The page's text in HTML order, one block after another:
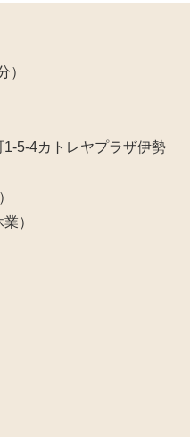
）
5-4カトレヤプラザ伊勢
）